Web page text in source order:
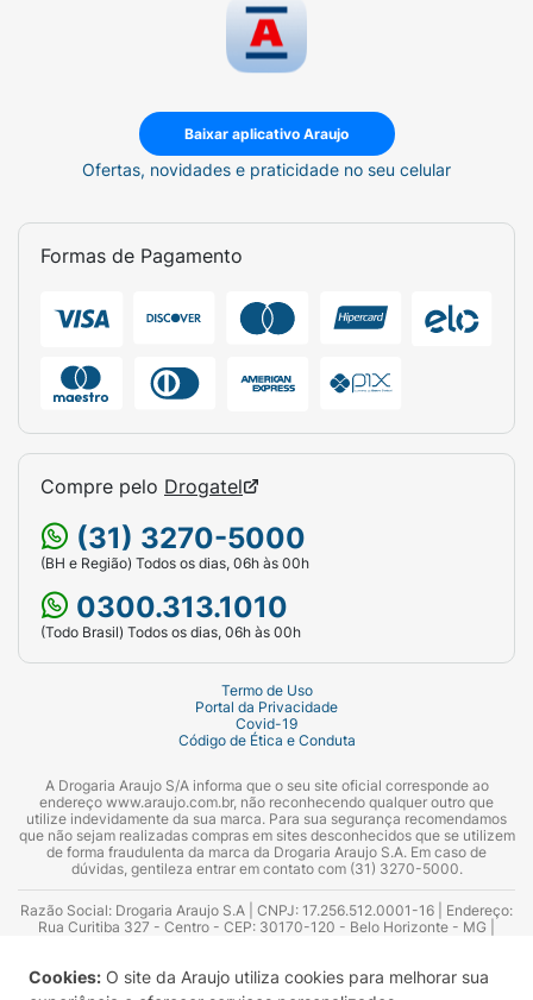
Cookies: O site da Araujo utiliza cookies para melhorar sua
Baixar aplicativo Araujo
Ofertas, novidades e praticidade no seu celular
Formas de Pagamento
Compre pelo Drogatel
(31) 3270-5000
(BH e Região) Todos os dias, 06h às 00h
0300.313.1010
(Todo Brasil) Todos os dias, 06h às 00h
Termo de Uso
Portal da Privacidade
Covid-19
Código de Ética e Conduta
A Drogaria Araujo S/A informa que o seu site oficial corresponde ao
endereço www.araujo.com.br, não reconhecendo qualquer outro que
utilize indevidamente da sua marca. Para sua segurança recomendamos
que não sejam realizadas compras em sites desconhecidos que se utilizem
de forma fraudulenta da marca da Drogaria Araujo S.A. Em caso de
dúvidas, gentileza entrar em contato com (31) 3270-5000.
Razão Social: Drogaria Araujo S.A | CNPJ: 17.256.512.0001-16 | Endereço:
Rua Curitiba 327 - Centro - CEP: 30170-120 - Belo Horizonte - MG |
Azevedo Guimarães – CRF 10.965 | Yasmin Silva Alvarenga – CRF 52.584 -
Consultor substituto: Thiago Aguiar Pinheiro - CRF Nº 13.748. Alvará